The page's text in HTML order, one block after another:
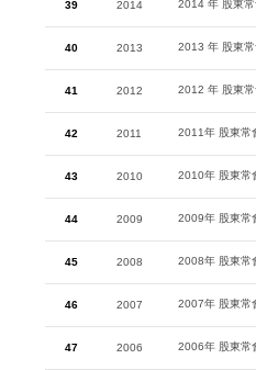
39 2014 2014 年 股東
40 2013 2013 年 股東
41 2012 2012 年 股東
42 2011 2011年 股東常
43 2010 2010年 股東常
44 2009 2009年 股東常
45 2008 2008年 股東常
46 2007 2007年 股東常
47 2006 2006年 股東常